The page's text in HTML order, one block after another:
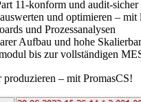
11-konform und audit-sicher
und optimieren – mit
und Prozessanalysen
Aufbau und hohe
bis zur vollständigen
– mit PromasCS!